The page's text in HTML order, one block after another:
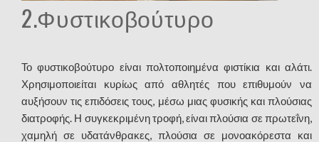
2.Φυστικοβούτυρο
Το φυστικοβούτυρο είναι πολτοποιημένα φιστίκια και αλάτι.
Χρησιμοποιείται κυρίως από αθλητές που επιθυμούν να
αυξήσουν τις επιδόσεις τους, μέσω μιας φυσικής και πλούσιας
διατροφής. Η συγκεκριμένη τροφή, είναι πλούσια σε πρωτεΐνη,
χαμηλή σε υδατάνθρακες, πλούσια σε μονοακόρεστα και